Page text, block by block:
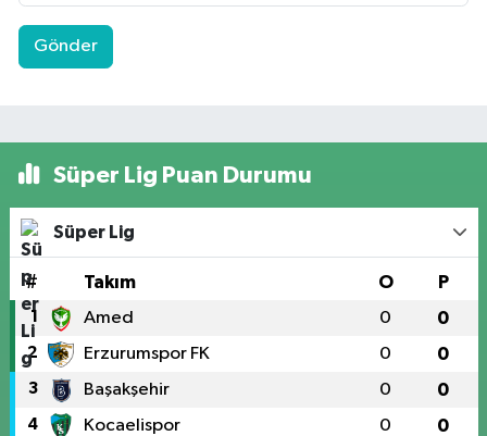
Gönder
Süper Lig Puan Durumu
Süper Lig
# Takım O P
1 Amed 0 0
2 Erzurumspor FK 0 0
3 Başakşehir 0 0
4 Kocaelispor 0 0